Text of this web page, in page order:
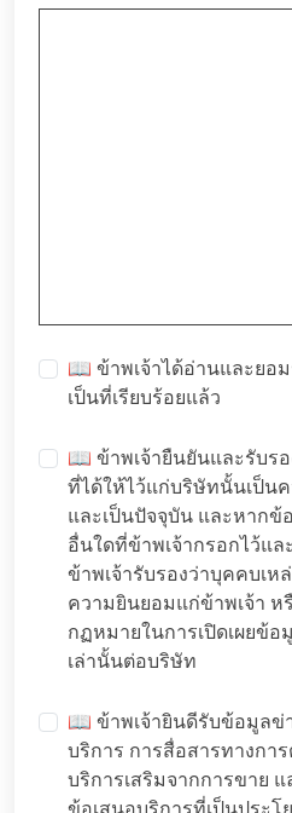
📖 ข้าพเจ้าได้อ่านและยอ
เป็นที่เรียบร้อยแล้ว
📖 ข้าพเจ้ายืนยันและรับร
ที่ได้ให้ไว้แก่บริษัทนั้นเป็น
และเป็นปัจจุบัน และหาก
อื่นใดที่ข้าพเจ้ากรอกไว้แ
ข้าพเจ้ารับรองว่าบุคคบเห
ความยินยอมแก่ข้าพเจ้า
กฏหมายในการเปิดเผยข้
เล่านั้นต่อบริษัท
📖 ข้าพเจ้ายินดีรับข้อมูล
บริการ การสื่อสารทางกา
บริการเสริมจากการขาย